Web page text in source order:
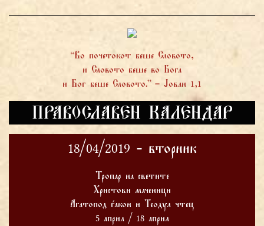
“Во почетокот беше Словото,
и Словото беше во Бога
и Бог беше Словото.” – Јован 1,1
ПРАВОСЛАВЕН КАЛЕНДАР
18/04/2019 - вторник
Тропар на светите
Христови маченици
Агатопод ѓакон и Теодул чтец
5 април / 18 април